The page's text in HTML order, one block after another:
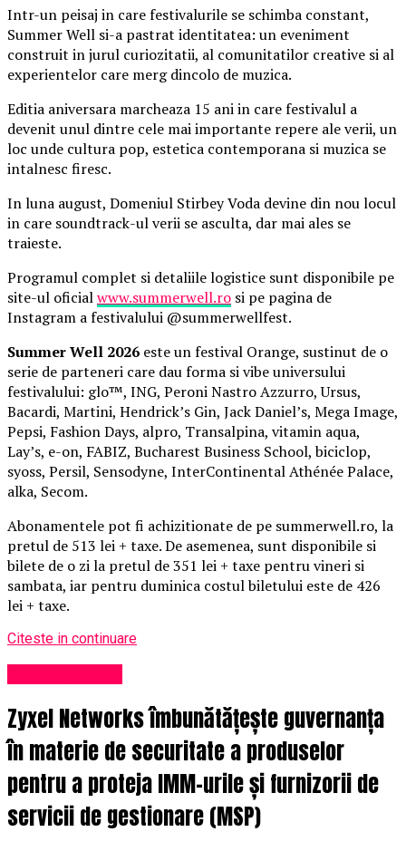
Intr-un peisaj in care festivalurile se schimba constant,
Summer Well si-a pastrat identitatea: un eveniment
construit in jurul curiozitatii, al comunitatilor creative si al
experientelor care merg dincolo de muzica.
Editia aniversara marcheaza 15 ani in care festivalul a
devenit unul dintre cele mai importante repere ale verii, un
loc unde cultura pop, estetica contemporana si muzica se
intalnesc firesc.
In luna august, Domeniul Stirbey Voda devine din nou locul
in care soundtrack-ul verii se asculta, dar mai ales se
traieste.
Programul complet si detaliile logistice sunt disponibile pe
site-ul oficialwww.summerwell.ro si pe pagina de
Instagram a festivalului @summerwellfest.
Summer Well 2026 este un festival Orange, sustinut de o
serie de parteneri care dau forma si vibe universului
festivalului: glo™, ING, Peroni Nastro Azzurro, Ursus,
Bacardi, Martini, Hendrick’s Gin, Jack Daniel’s, Mega Image,
Pepsi, Fashion Days, alpro, Transalpina, vitamin aqua,
Lay’s, e-on, FABIZ, Bucharest Business School, biciclop,
syoss, Persil, Sensodyne, InterContinental Athénée Palace,
alka, Secom.
Abonamentele pot fi achizitionate de pe summerwell.ro, la
pretul de 513 lei + taxe. De asemenea, sunt disponibile si
bilete de o zi la pretul de 351 lei + taxe pentru vineri si
sambata, iar pentru duminica costul biletului este de 426
lei + taxe.
Citeste in continuare
Zyxel Networks îmbunătățește guvernanța
în materie de securitate a produselor
pentru a proteja IMM-urile și furnizorii de
servicii de gestionare (MSP)